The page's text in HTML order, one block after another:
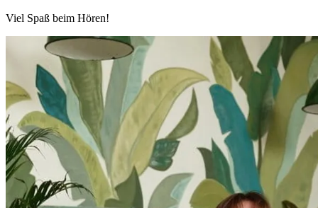
Viel Spaß beim Hören!